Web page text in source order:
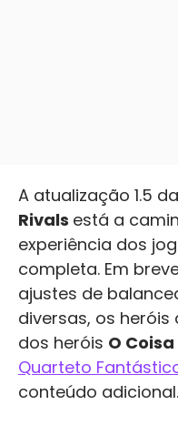
A atualização 1.5
Rivals está a
experiência dos
completa. Em
ajustes de
diversas, os
dos heróis O Coisa
Quarteto
conteúdo adicional.